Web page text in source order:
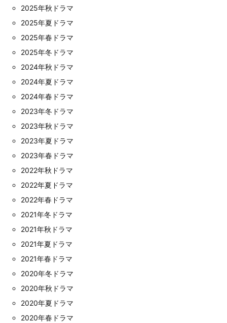
2025年秋ドラマ
2025年夏ドラマ
2025年春ドラマ
2025年冬ドラマ
2024年秋ドラマ
2024年夏ドラマ
2024年春ドラマ
2023年冬ドラマ
2023年秋ドラマ
2023年夏ドラマ
2023年春ドラマ
2022年秋ドラマ
2022年夏ドラマ
2022年春ドラマ
2021年冬ドラマ
2021年秋ドラマ
2021年夏ドラマ
2021年春ドラマ
2020年冬ドラマ
2020年秋ドラマ
2020年夏ドラマ
2020年春ドラマ